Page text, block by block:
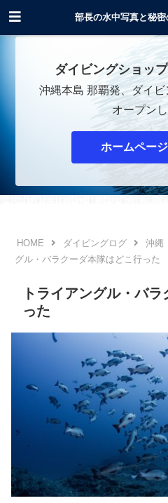
沖縄でダイビングショ
ダイビングショッ
沖縄本島 那覇発、ダイ
オープンし
ホームペー
ダイビングログ 沖縄
グル・バラクーダ本隊はどこ行った
トライアングル・バ
った
部長の水中写真と秘